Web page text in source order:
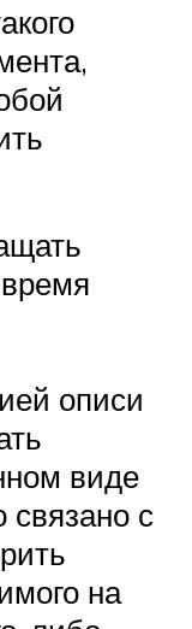
описи
виде
связано с
на